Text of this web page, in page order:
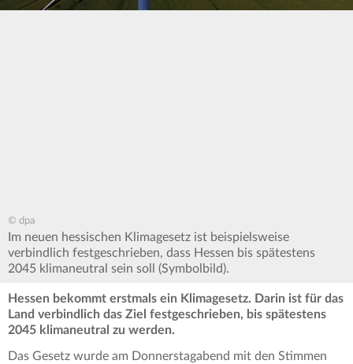
© dpa
Im neuen hessischen Klimagesetz ist beispielsweise
verbindlich festgeschrieben, dass Hessen bis spätestens
2045 klimaneutral sein soll (Symbolbild).
Hessen bekommt erstmals ein Klimagesetz. Darin ist für das
Land verbindlich das Ziel festgeschrieben, bis spätestens
2045 klimaneutral zu werden.
Das Gesetz wurde am Donnerstagabend mit den Stimmen